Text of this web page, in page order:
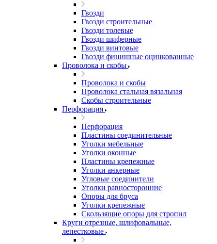
Гвозди
Гвозди строительные
Гвозди толевые
Гвозди шиферные
Гвозди винтовые
Гвозди финишные оцинкованные
Проволока и скобы
Проволока и скобы
Проволока стальная вязальная
Скобы строительные
Перфорация
Перфорация
Пластины соединительные
Уголки мебельные
Уголки оконные
Пластины крепежные
Уголки анкерные
Угловые соединители
Уголки равносторонние
Опоры для бруса
Уголки крепежные
Скользящие опоры для стропил
Круги отрезные, шлифовальные,
лепестковые